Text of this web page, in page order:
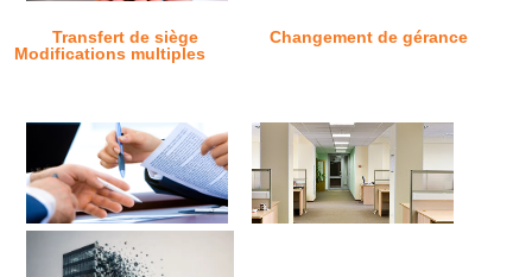
Transfert de siège
Changement de gérance
Modifications multiples